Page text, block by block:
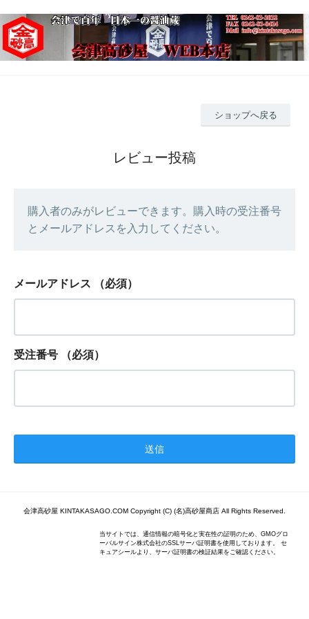
ショップへ戻る
レビュー投稿
購入者のみがレビューできます。購入時の受注番号
とメールアドレスを入力してください。
メールアドレス （必須）
受注番号 （必須）
会津高砂屋 KINTAKASAGO.COM Copyright (C) (名)高砂屋商店 All Rights Reserved.
当サイトでは、通信情報の暗号化と実在性の証明のため、GMOグロ
ーバルサイン株式会社のSSLサーバ証明書を使用しております。 セ
キュアシールより、サーバ証明書の検証結果をご確認ください。